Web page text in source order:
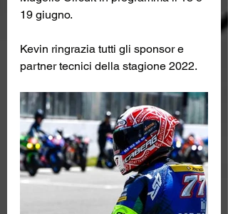
19 giugno.
Kevin ringrazia tutti gli sponsor e
partner tecnici della stagione 2022.